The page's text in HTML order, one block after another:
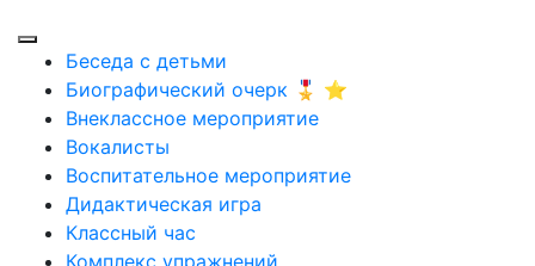
Беседа с детьми
Биографический очерк 🎖️ ⭐
Внеклассное мероприятие
Вокалисты
Воспитательное мероприятие
Дидактическая игра
Классный час